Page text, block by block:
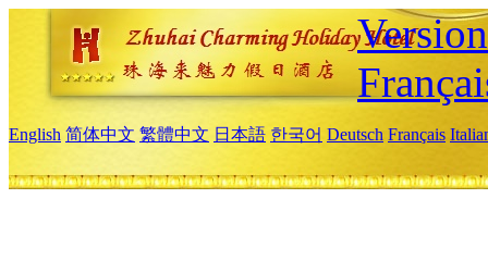
English 简体中文 繁體中文 日本語 한국어 Deutsch Français